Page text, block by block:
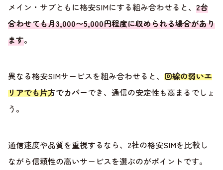
メイン・サブともに格安SIMにする組み合わせると、 2台
合わせても月3,000〜5,000円程度に収められる場合があり
ます。
異なる格安SIMサービスを組み合わせると、 回線の弱いエ
リアでも片方でカバーでき、通信の安定性も高まるでしょ
う。
通信速度や品質を重視するなら、2社の格安SIMを比較し
ながら信頼性の高いサービスを選ぶのがポイントです。